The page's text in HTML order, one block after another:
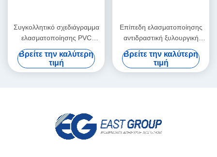
Συγκολλητικό σχεδιάγραμμα
ελασματοποίησης PVC
κραμάτων αργιλίου που
τυλίγει την καυτή κόλλα
λειωμένων μετάλλων
Βρείτε την καλύτερη
τιμή
Επίπεδη ελασματοποίησης
αντιδραστική ξυλουργική
αντίστασης θερμότητας
κόλλας λειωμένων μετάλλων
πολυουρεθάνιου PUR καυτή
Βρείτε την καλύτερη
τιμή